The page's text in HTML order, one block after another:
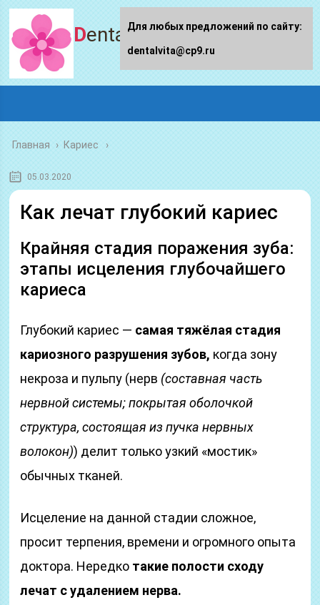
Dentalvita.ru
Главная › Кариес
05.03.2020
Как лечат глубокий кариес
Крайняя стадия поражения зуба:
этапы исцеления глубочайшего
кариеса
Глубокий кариес — самая тяжёлая стадия
кариозного разрушения зубов, когда зону
некроза и пульпу (нерв (составная часть
нервной системы; покрытая оболочкой
структура, состоящая из пучка нервных
волокон)) делит только узкий «мостик»
обычных тканей.
Исцеление на данной стадии сложное,
просит терпения, времени и огромного опыта
доктора. Нередко такие полости сходу
лечат с удалением нерва.
Для любых предложений по сайту:
dentalvita@cp9.ru